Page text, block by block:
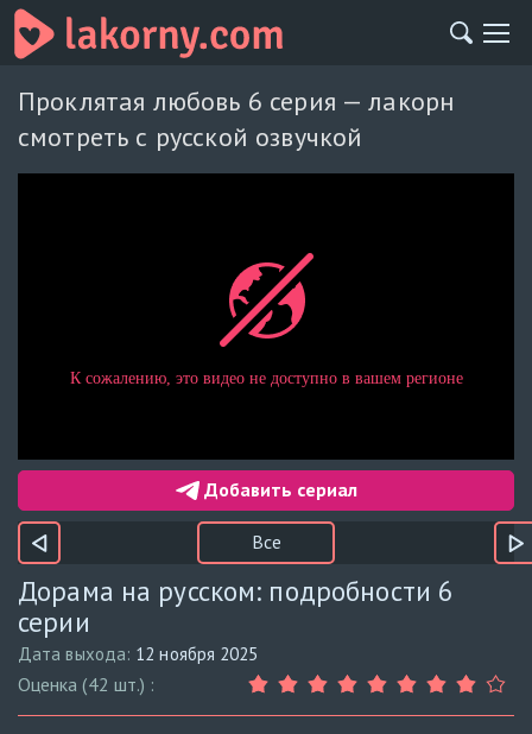
Проклятая любовь 6 серия — лакорн
смотреть с русской озвучкой
Добавить сериал
Все
Дорама на русском: подробности 6
серии
Дата выхода: 12 ноября 2025
Оценка (42 шт.) :